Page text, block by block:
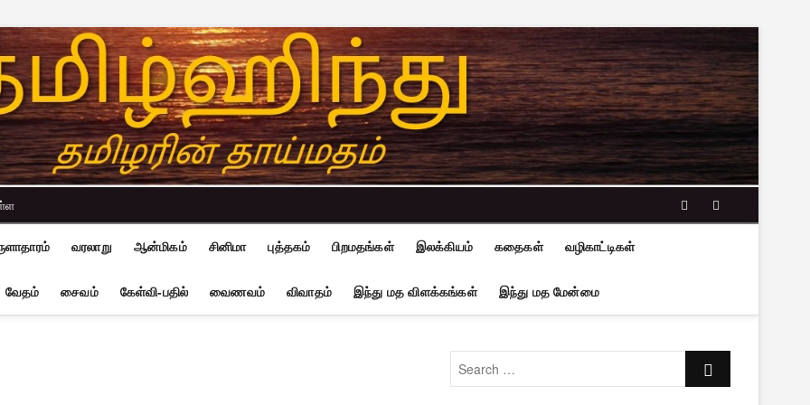
facebooktwitter
வரலாறு ஆன்மிகம் சினிமா புத்தகம் பிறமதங்கள் இலக்கியம் கதைகள் வழிகாட்டிகள்
வேதம் சைவம் கேள்வி-பதில் வைணவம் விவாதம் இந்து மத விளக்கங்கள் இந்து மத மேன்மை